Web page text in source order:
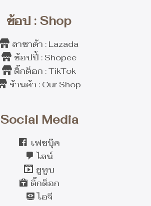
ช้อป : Shop
ลาซาด้า : Lazada
ช้อปปี้ : Shopee
ติ๊กต็อก : TikTok
ร้านค้า : Our Shop
Social Media
เฟซบุ๊ค
ไลน์
ยูทูบ
ติ๊กต็อก
ไอจี